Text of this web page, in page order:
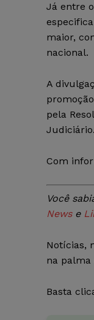
Já entre
maior,
nacional.
A
pela
Judiciário.
Com
Você
Newse
Notícias,
na palma
Basta